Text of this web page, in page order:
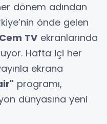
dönem adından
önde gelen
Cem TV ekranlarında
Hafta içi her
ekrana
programı,
dünyasına yeni